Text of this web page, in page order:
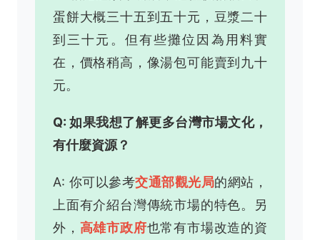
蛋餅大概三十五到五十元，豆漿二十
到三十元。但有些攤位因為用料實
在，價格稍高，像湯包可能賣到九十
元。
Q: 如果我想了解更多台灣市場文化，
有什麼資源？
A: 你可以參考交通部觀光局的網站，
上面有介紹台灣傳統市場的特色。另
外， 高雄市政府也常有市場改造的資